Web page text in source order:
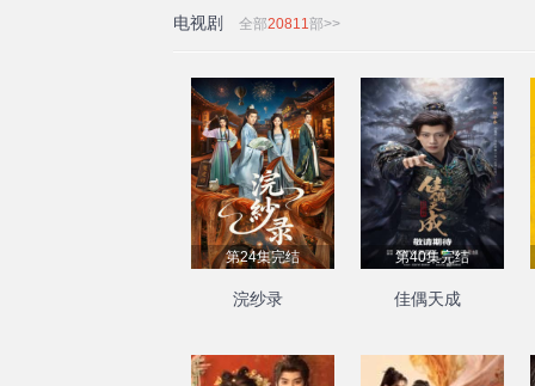
电视剧 全部20811部>>
第24集完结
浣纱录
第40集完结
佳偶天成